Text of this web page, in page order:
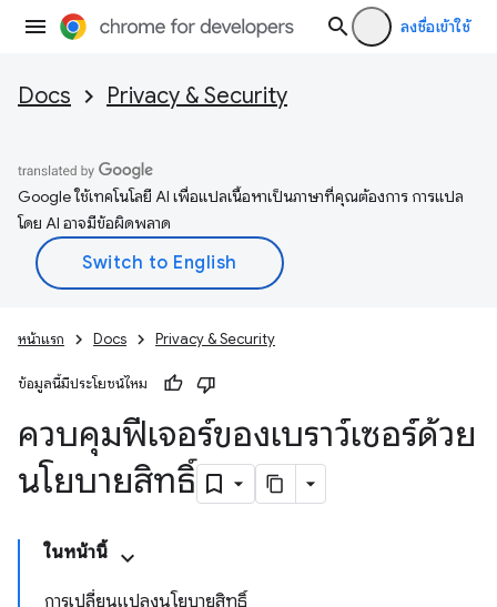
ลงชื่อเข้าใช้
Docs Privacy & Security
Google ใช้เทคโนโลยี AI เพื่อแปลเนื้อหาเป็นภาษาที่คุณต้องการ การแปล
โดย AI อาจมีข้อผิดพลาด
หน้าแรก Docs Privacy & Security
ข้อมูลนี้มีประโยชน์ไหม
ควบคุมฟีเจอร์ของเบราว์เซอร์ด้วย
นโยบายสิทธิ์
ในหน้านี้
การเปลี่ยนแปลงนโยบายสิทธิ์